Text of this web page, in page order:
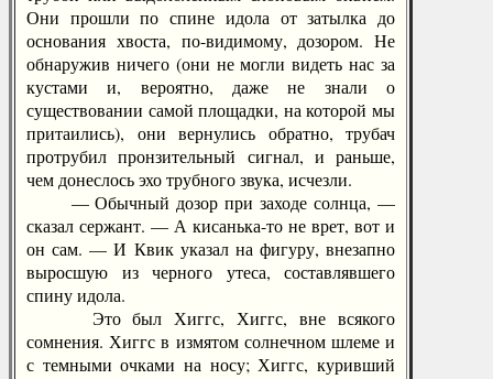
Они прошли по спине идола от затылка до
основания хвоста, по-видимому, дозором. Не
обнаружив ничего (они не могли видеть нас за
кустами и, вероятно, даже не знали о
существовании самой площадки, на которой мы
притаились), они вернулись обратно, трубач
протрубил пронзительный сигнал, и раньше,
чем донеслось эхо трубного звука, исчезли.
— Обычный дозор при заходе солнца, —
сказал сержант. — А кисанька-то не врет, вот и
он сам. — И Квик указал на фигуру, внезапно
выросшую из черного утеса, составлявшего
спину идола.
Это был Хиггс, Хиггс, вне всякого
сомнения. Хиггс в измятом солнечном шлеме и
с темными очками на носу; Хиггс, куривший